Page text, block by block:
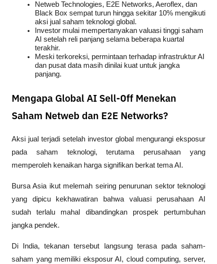
Netweb Technologies, E2E Networks, Aeroflex, dan
Black Box sempat turun hingga sekitar 10% mengikuti
aksi jual saham teknologi global.
Investor mulai mempertanyakan valuasi tinggi saham
AI setelah reli panjang selama beberapa kuartal
terakhir.
Meski terkoreksi, permintaan terhadap infrastruktur AI
dan pusat data masih dinilai kuat untuk jangka
panjang.
Mengapa Global AI Sell-Off Menekan
Saham Netweb dan E2E Networks?
Aksi jual terjadi setelah investor global mengurangi eksposur
pada saham teknologi, terutama perusahaan yang
memperoleh kenaikan harga signifikan berkat tema AI.
Bursa Asia ikut melemah seiring penurunan sektor teknologi
yang dipicu kekhawatiran bahwa valuasi perusahaan AI
sudah terlalu mahal dibandingkan prospek pertumbuhan
jangka pendek.
Di India, tekanan tersebut langsung terasa pada saham-
saham yang memiliki eksposur AI, cloud computing, server,